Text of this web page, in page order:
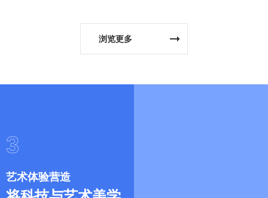
浏览更多